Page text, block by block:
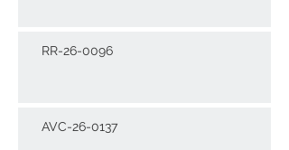
RR-26-0096
AVC-26-0137